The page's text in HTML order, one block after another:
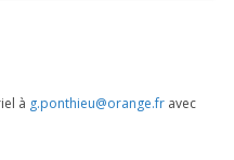
à g.​ponthieu@​orange.​fr avec